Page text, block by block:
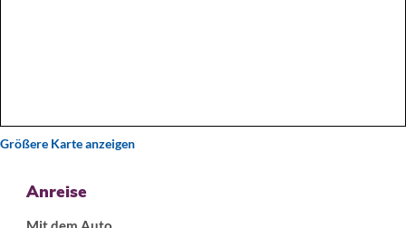
Größere Karte anzeigen
Anreise